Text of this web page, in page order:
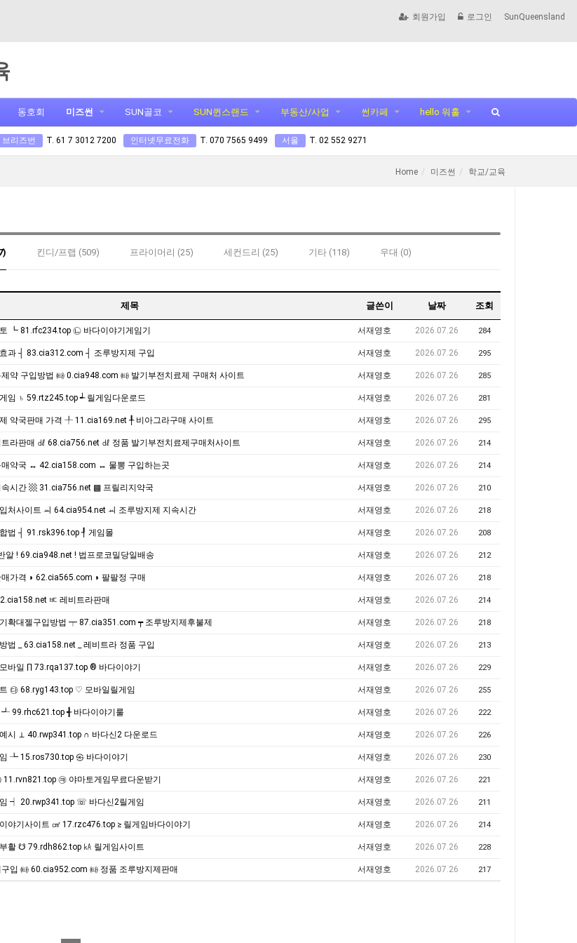
회원가입 로그인 SunQueensland
동호회 미즈썬 SUN골코 SUN퀸스랜드 부동산/사업 썬카페 hello 워홀
브리즈번 T. 61 7 3012 7200 인터넷무료전화 T. 070 7565 9499 서울 T. 02 552 9271
Home 미즈썬 학교/교육
킨디/프랩 (509) 프라이머리 (25) 세컨드리 (25) 기타 (118) 우대 (0)
제목 글쓴이 날짜 조회
┗ 81.rfc234.top ㉡ 바다이야기게임기 서재영호 2026.07.26 284
과 ┤ 83.cia312.com ┤ 조루방지제 구입 서재영호 2026.07.26 295
약 구입방법 ㈙ 0.cia948.com ㈙ 발기부전치료제 구매처 사이트 서재영호 2026.07.26 285
임 ♄ 59.rtz245.top ┵ 릴게임다운로드 서재영호 2026.07.26 281
약국판매 가격 ╀ 11.cia169.net ╀ 비아그라구매 사이트 서재영호 2026.07.26 295
라판매 ㎗ 68.cia756.net ㎗ 정품 발기부전치료제구매처사이트 서재영호 2026.07.26 214
매약국 ↔ 42.cia158.com ↔ 물뽕 구입하는곳 서재영호 2026.07.26 214
속시간 ▩ 31.cia756.net ▩ 프릴리지약국 서재영호 2026.07.26 210
처사이트 ㆉ 64.cia954.net ㆉ 조루방지제 지속시간 서재영호 2026.07.26 218
법 ┤ 91.rsk396.top ┦ 게임몰 서재영호 2026.07.26 208
알 ! 69.cia948.net ! 법프로코밀당일배송 서재영호 2026.07.26 212
가격 ◗ 62.cia565.com ◗ 팔팔정 구매 서재영호 2026.07.26 218
ㅳ 레비트라판매 서재영호 2026.07.26 214
확대젤구입방법 ┯ 87.cia351.com ┯ 조루방지제후불제 서재영호 2026.07.26 218
법 _ 63.cia158.net _ 레비트라 정품 구입 서재영호 2026.07.26 213
바일 ∏ 73.rqa137.top ® 바다이야기 서재영호 2026.07.26 229
㉰ 68.ryg143.top ♡ 모바일릴게임 서재영호 2026.07.26 255
┹ 99.rhc621.top ╉ 바다이야기룰 서재영호 2026.07.26 222
시 ⊥ 40.rwp341.top ∩ 바다신2 다운로드 서재영호 2026.07.26 226
┺ 15.ros730.top ㉿ 바다이야기 서재영호 2026.07.26 230
11.rvn821.top ㉪ 야마토게임무료다운받기 서재영호 2026.07.26 221
┥ 20.rwp341.top ☏ 바다신2릴게임 서재영호 2026.07.26 211
야기사이트 ㎤ 17.rzc476.top ≥ 릴게임바다이야기 서재영호 2026.07.26 214
활 ☋ 79.rdh862.top ㎄ 릴게임사이트 서재영호 2026.07.26 228
입 ㈙ 60.cia952.com ㈙ 정품 조루방지제판매 서재영호 2026.07.26 217